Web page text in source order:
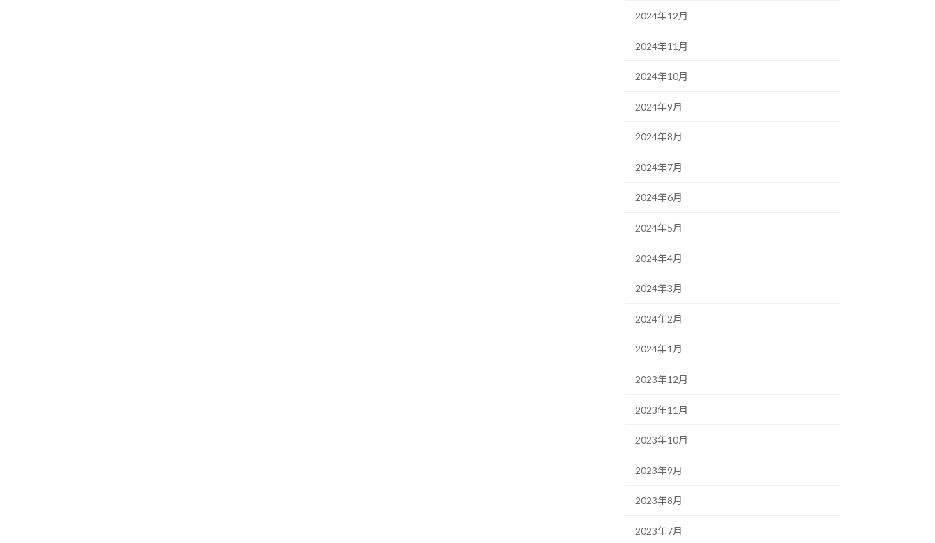
2024年12月
2024年11月
2024年10月
2024年9月
2024年8月
2024年7月
2024年6月
2024年5月
2024年4月
2024年3月
2024年2月
2024年1月
2023年12月
2023年11月
2023年10月
2023年9月
2023年8月
2023年7月